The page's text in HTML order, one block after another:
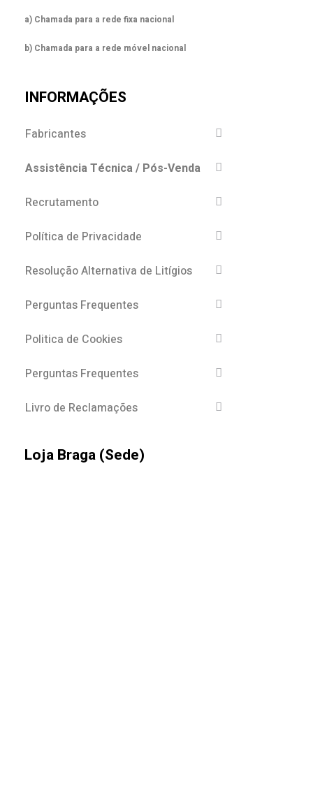
a) Chamada para a rede fixa nacional
b) Chamada para a rede móvel nacional
INFORMAÇÕES
Fabricantes
Assistência Técnica / Pós-Venda
Recrutamento
Política de Privacidade
Resolução Alternativa de Litígios
Perguntas Frequentes
Politica de Cookies
Perguntas Frequentes
Livro de Reclamações
Loja Braga (Sede)